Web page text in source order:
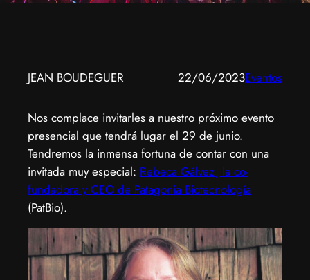
JEAN BOUDEGUER 22/06/2023Eventos
Nos complace invitarles a nuestro próximo evento
presencial que tendrá lugar el 29 de junio.
Tendremos la inmensa fortuna de contar con una
invitada muy especial: Rebeca Gálvez, la co-
fundadora y CEO de Patagonia Biotecnología
(PatBio).